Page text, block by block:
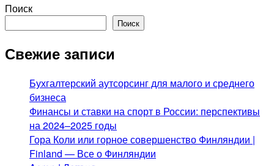
Поиск
Поиск
Свежие записи
Бухгалтерский аутсорсинг для малого и среднего
бизнеса
Финансы и ставки на спорт в России: перспективы
на 2024–2025 годы
Гора Коли или горное совершенство Финляндии |
Finland — Все о Финляндии